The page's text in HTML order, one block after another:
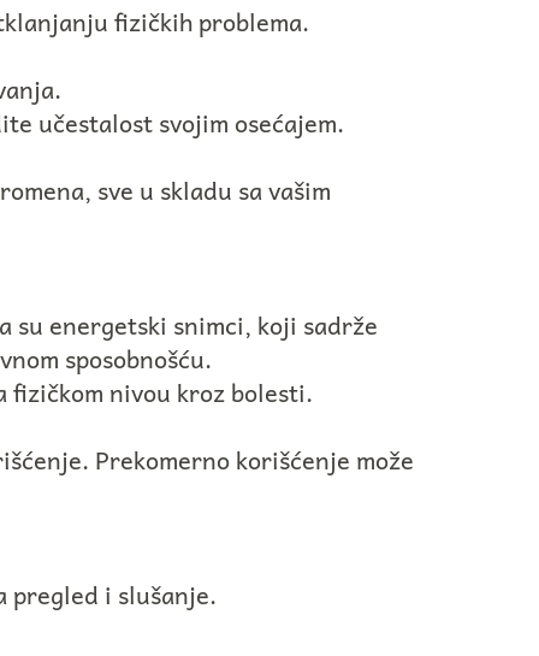
fizičkih problema.
učestalost svojim osećajem.
sve u skladu sa vašim
su energetski snimci, koji sadrže
sposobnošću.
fizičkom nivou kroz bolesti.
Prekomerno korišćenje može
pregled i slušanje.